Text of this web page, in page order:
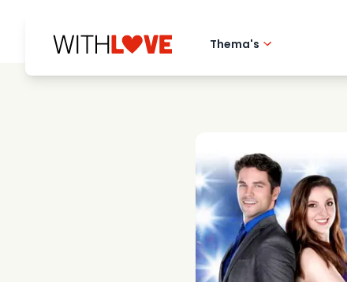
Thema's